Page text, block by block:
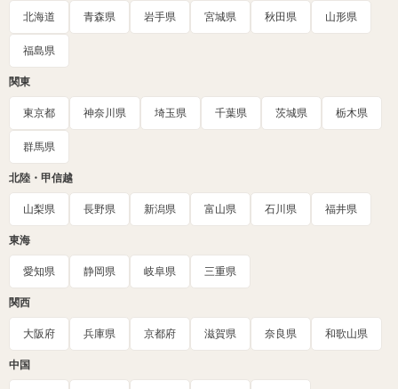
北海道 青森県 岩手県 宮城県 秋田県 山形県
福島県
関東
東京都 神奈川県 埼玉県 千葉県 茨城県 栃木県
群馬県
北陸・甲信越
山梨県 長野県 新潟県 富山県 石川県 福井県
東海
愛知県 静岡県 岐阜県 三重県
関西
大阪府 兵庫県 京都府 滋賀県 奈良県 和歌山県
中国